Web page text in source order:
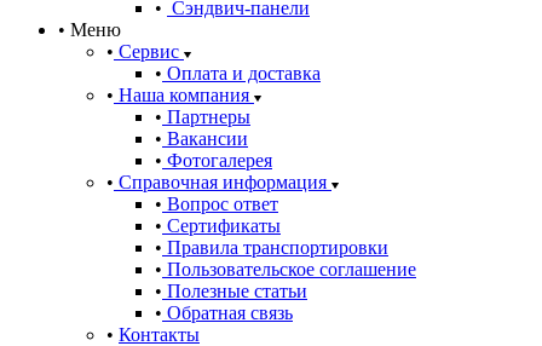
Сэндвич-панели
Меню
Сервис
Оплата и доставка
Наша компания
Партнеры
Вакансии
Фотогалерея
Справочная информация
Вопрос ответ
Сертификаты
Правила транспортировки
Пользовательское соглашение
Полезные статьи
Обратная связь
Контакты